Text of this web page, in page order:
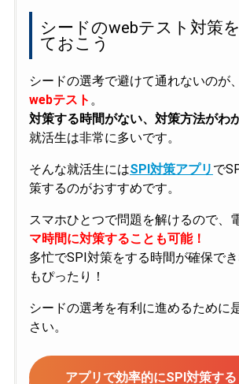
シードのwebテスト対策
ておこう
シードの選考で避けて通れないのが、
webテスト 。
対策する時間がない、対策方法がわ
就活生は非常に多いです。
そんな就活生にはSPI対策アプリ で
策するのがおすすめです。
スマホひとつで問題を解けるので、
マ時間に対策することも可能！
多忙でSPI対策をする時間が確保で
もぴったり！
シードの選考を有利に進めるために
さい。
アプリで効率的にSPI対策する